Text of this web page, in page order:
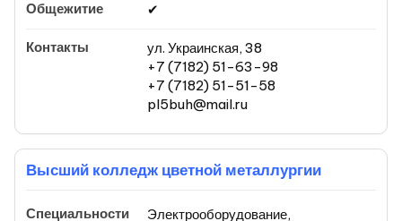
✔
ул. Украинская, 38
+7 (7182) 51-63-98
+7 (7182) 51-51-58
pl5buh@mail.ru
Высший колледж цветной металлургии
Электрооборудование,